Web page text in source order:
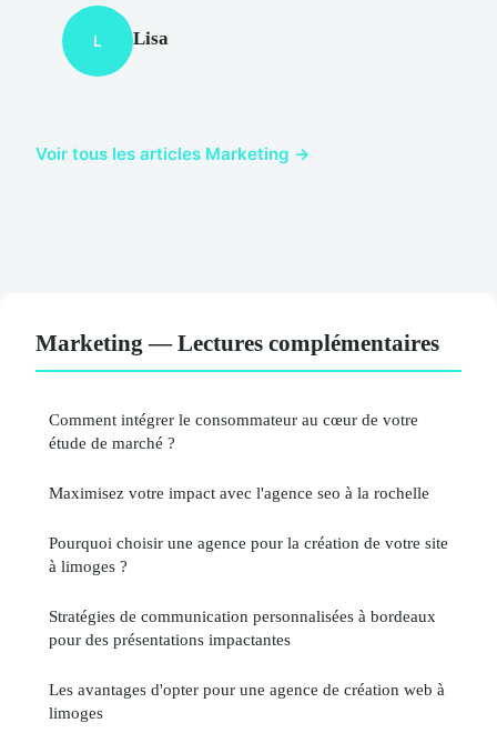
L Lisa
Voir tous les articles Marketing →
Marketing — Lectures complémentaires
Comment intégrer le consommateur au cœur de votre
étude de marché ?
Maximisez votre impact avec l'agence seo à la rochelle
Pourquoi choisir une agence pour la création de votre site
à limoges ?
Stratégies de communication personnalisées à bordeaux
pour des présentations impactantes
Les avantages d'opter pour une agence de création web à
limoges